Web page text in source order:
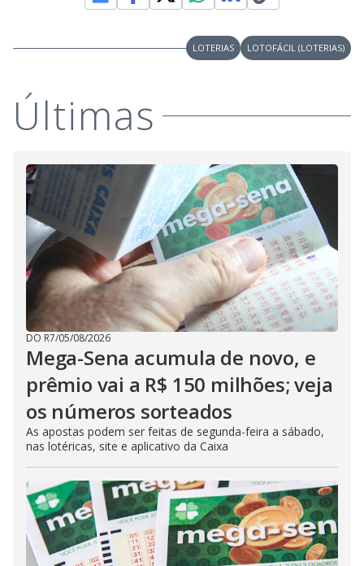
LOTERIAS LOTOFÁCIL (LOTERIAS)
Últimas
DO R7/05/08/2026
Mega-Sena acumula de novo, e
prêmio vai a R$ 150 milhões; veja
os números sorteados
As apostas podem ser feitas de segunda-feira a sábado,
nas lotéricas, site e aplicativo da Caixa